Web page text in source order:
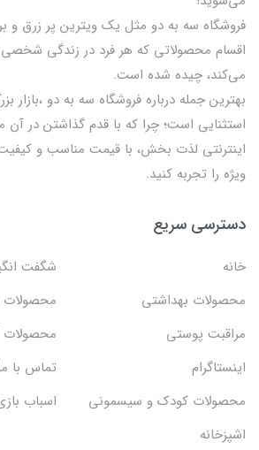
فروشگاه سه به دو مثل یک ویترین پر زرق و
اقسام محصولاتی که هر فرد در زندگی شخصی
می‌کند، چیده شده است.
بهترين جمله درباره فروشگاه سه به دو ،بازار
استثنايي است؛ چرا که با قدم گذاشتن در آن
اینترنتی لذت بخش، با قیمت مناسب و
ویژه را تجربه کنید.
دسترسی سریع
خانه
شگفت
محصولات بهداشتي
محصولات
مراقبت پوستی
محصولات
اینستاگرام
تماس با
محصولات کودک و سیسمونی
اسباب
اشپزخانه